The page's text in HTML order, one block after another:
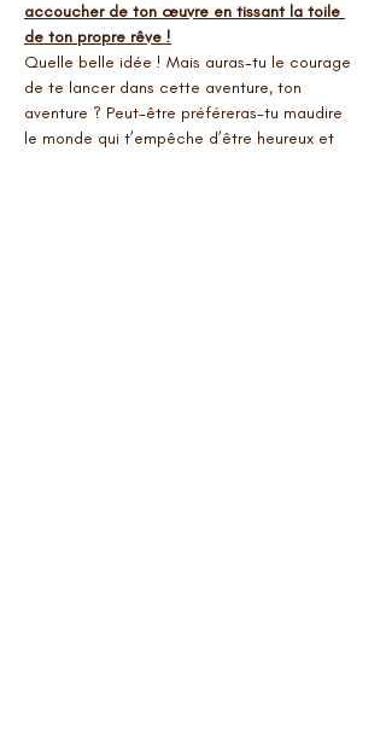
accoucher de ton œuvre en tissant la toile
de ton propre rêve !
Quelle belle idée ! Mais auras-tu le courage
de te lancer dans cette aventure, ton
aventure ? Peut-être préféreras-tu maudire
le monde qui t’empêche d’être heureux et